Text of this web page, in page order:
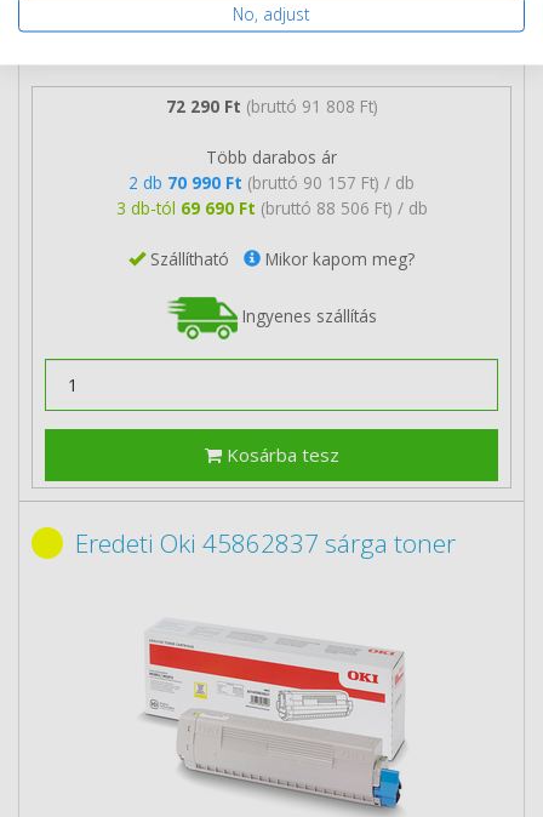
72 290 Ft (bruttó 91 808 Ft)
Több darabos ár
2 db 70 990 Ft (bruttó 90 157 Ft) / db
3 db-tól 69 690 Ft (bruttó 88 506 Ft) / db
Szállítható Mikor kapom meg?
Ingyenes szállítás
Kosárba tesz
Eredeti Oki 45862837 sárga toner
No, adjust